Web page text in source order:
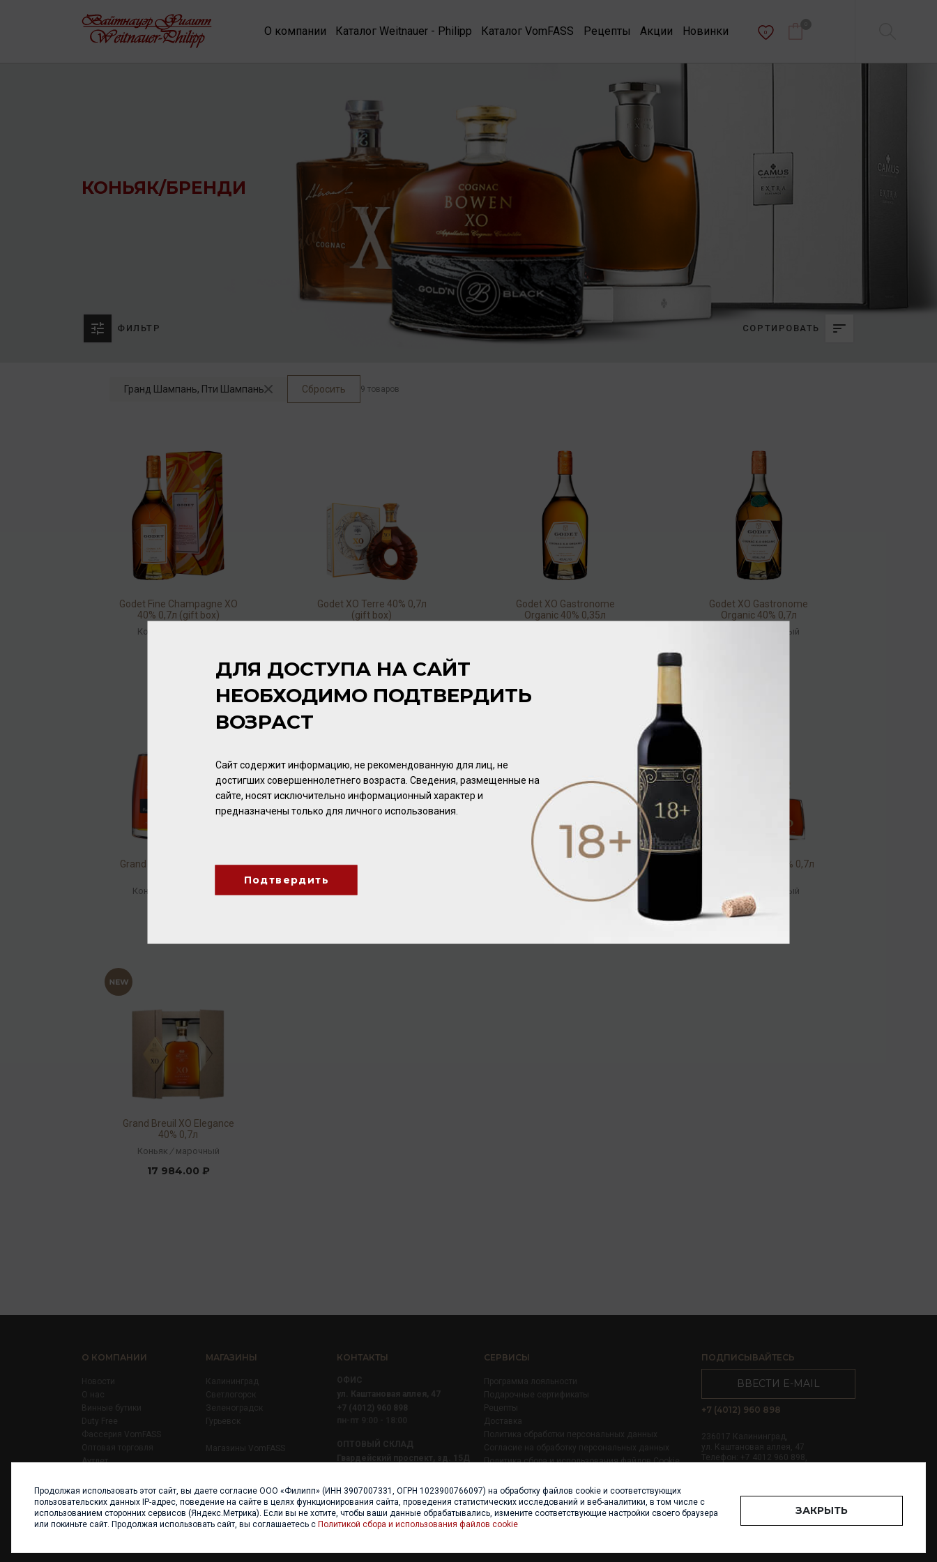
О компании Каталог Weitnauer - Philipp Каталог VomFASS Рецепты Акции Новинки 0
КОНЬЯК/БРЕНДИ
ФИЛЬТР СОРТИРОВАТЬ
Гранд Шампань, Пти Шампань Сбросить 9 товаров
Godet Fine Champagne ХO
40% 0,7л (gift box)
Коньяк
Godet XO Terre 40% 0,7л
(gift box)
Godet ХO Gastronome
Organic 40% 0,35л
Godet ХO Gastronome
Organic 40% 0,7л
марочный
Grand Breuil Elite 40% 0,7л
Коньяк
Grand Breuil VSOP 40%
Grand Breuil VSOP 40%
/ ординарный
Grand Breuil XO 40% 0,7л
марочный
10 736.00 ₽
Grand Breuil XO Elegance
40% 0,7л
Коньяк / марочный
17 984.00 ₽
О КОМПАНИИ
Новости
О нас
Винные бутики
Duty Free
Фассерия VomFASS
Оптовая торговля
Аутлет
Карьера
Контакты
МАГАЗИНЫ
Калининград
Светлогорск
Зеленоградск
Гурьевск
Магазины VomFASS
КОНТАКТЫ
ОФИС
ул. Каштановая аллея, 47
+7 (4012) 960 898
ОПТОВЫЙ СКЛАД
Гвардейский проспект, зд. 15Д
пн-пт 8:00 - 17:00
СЕРВИСЫ
Программа лояльности
Подарочные сертификаты
Рецепты
Доставка
Политика обработки персональных данных
Согласие на обработку персональных данных
Политика сбора и использования файлов Cookie
ПОДПИСЫВАЙТЕСЬ
ВВЕСТИ E-MAIL
+7 (4012) 960 898
236017 Калининград,
ул. Каштановая аллея, 47
Телефон: +7 4012 960 898,
ДЛЯ ДОСТУПА НА САЙТ
НЕОБХОДИМО ПОДТВЕРДИТЬ
ВОЗРАСТ
Сайт содержит информацию, не рекомендованную для лиц, не
достигших совершеннолетнего возраста. Сведения, размещенные на
сайте, носят исключительно информационный характер и
предназначены только для личного использования.
Подтвердить
Продолжая использовать этот сайт, вы даете согласие ООО «Филипп» (ИНН 3907007331, ОГРН 1023900766097) на обработку файлов cookie и соответствующих
пользовательских данных IP-адрес, поведение на сайте в целях функционирования сайта, проведения статистических исследований и веб-аналитики, в том числе с
использованием сторонних сервисов (Яндекс.Метрика). Если вы не хотите, чтобы ваши данные обрабатывались, измените соответствующие настройки своего браузера
или покиньте сайт. Продолжая использовать сайт, вы соглашаетесь с Политикой сбора и использования файлов cookie
ЗАКРЫТЬ